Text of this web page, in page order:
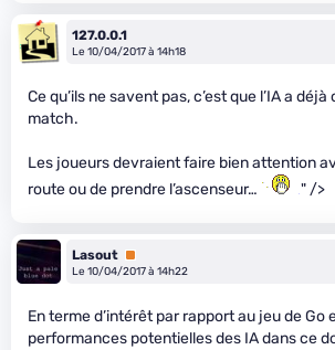
127.0.0.1
Le 10/04/2017 à 14h18
Ce qu’ils ne savent pas, c’est que l’IA a
match.
Les joueurs devraient faire bien attention
route ou de prendre l’ascenseur…
" />
Lasout Premium
Le 10/04/2017 à 14h22
En terme d’intérêt par rapport au jeu de Go
performances potentielles des IA dans ce